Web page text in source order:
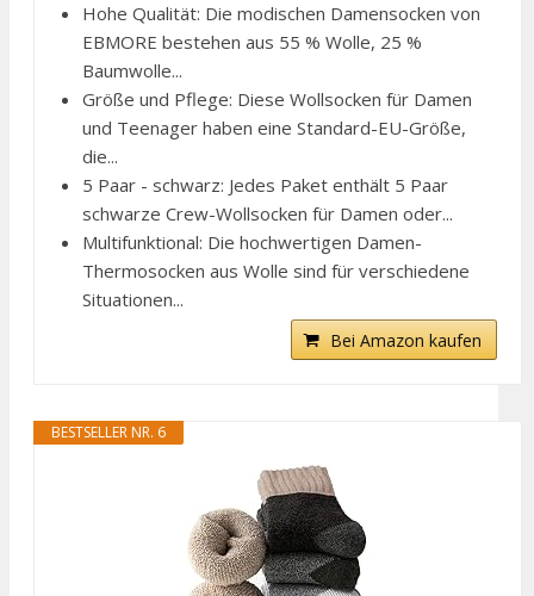
Hohe Qualität: Die modischen Damensocken von
EBMORE bestehen aus 55 % Wolle, 25 %
Baumwolle...
Größe und Pflege: Diese Wollsocken für Damen
und Teenager haben eine Standard-EU-Größe,
die...
5 Paar - schwarz: Jedes Paket enthält 5 Paar
schwarze Crew-Wollsocken für Damen oder...
Multifunktional: Die hochwertigen Damen-
Thermosocken aus Wolle sind für verschiedene
Situationen...
Bei Amazon kaufen
BESTSELLER NR. 6